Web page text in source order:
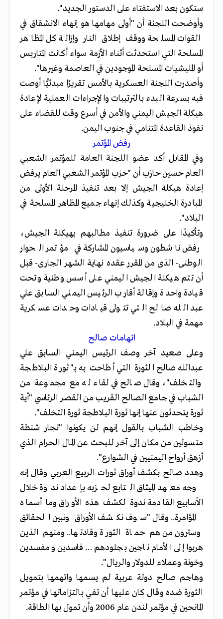
ستكون بعد الاستفتاء على الدستور الجديد".
وأوضحت اللجنة أن "أولى مهامها هو إنهاء الانشقاق في
القوات المسلحة ووقف إطلاق النار وإزالة كل المظاهر
المسلحة التي استحدثت أثناء الأزمة سواء أكانت المتاريس
أو المليشيات المسلحة الموجودين في العاصمة وغيرها".
وأصدرت اللجنة العسكرية بالأمس تقريرًا مبدئيًّا أوصت
فيه بسرعة البدء بالترتيبات والإجراءات العملية لإعادة
هيكلة الجيش اليمني والأمن في أسرع وقت للقضاء على
نفوذ القاعدة المتنامي في جنوب اليمن.
رفض المؤتمر
وفي المقابل أكد عضو اللجنة العامة للمؤتمر الشعبي
العام حسين حازب أن "حزب المؤتمر الشعبي العام يرفض
إعادة هيكلة الجيش إلا بعد تنفيذ المرحلة الأولى من
المبادرة الخليجية وكذلك إنهاء جميع المظاهر المسلحة في
البلاد".
وتأكيدًا على ضرورة تنفيذ مطالبهم بهيكلة الجيش،
رفض ناشطون وسياسيون المشاركة في مؤتمر الحوار
الوطنى- الذى من المقرر عقده نهاية الشهر الجارى- قبل
أن تتم هيكلة الجيش اليمني على أسس وطنية وتحت
قيادة واحدة وإقالة أقارب الرئيس اليمني السابق علي
عبد الله صالح التي تتولى قيادات وحدات عسكرية
مهمة في البلاد.
اتهامات صالح
وعلى صعيد آخر وصف الرئيس اليمني السابق علي
عبدالله صالح الثورة التي أطاحت به بـ"ثورة البلاطجة
والتخلف"، وقال صالح في لقاء له مع مجموعة من
الشباب في جامع الصالح القريب من القصر الرئاسي "أية
ثورة يتحدثون عنها إنها ثورة البلاطجة ثورة التخلف".
وخاطب الشباب بالقول إنهم لن يكونوا "تجار شنطة
متسولين من مكان إلى آخر للبحث عن المال الحرام الذي
أزهق أرواح اليمنيين في الشوارع".
وهدد صالح بكشف أوراق ثورات الربيع العربي وقال إنه
وجه معهد الميثاق التابع لحزبه بإعداد ندوة خلال
الأسابيع القادمة ندوة لكشف هذه الأوراق وما أسماه
المؤامرة.. وقال "سوف نكشف الأوراق ونبين الحقائق
وسترون من هم حماة الثورة وقادتها.. ومنهم الذين
هربوا إلى الأمام ناجين بجلودهم …فاسدين ومفسدين
وخونة وعملاء للدولار والريال".
وهاجم صالح دولة عربية لم يسمها واتهمها بتمويل
الثورة ضده وقال كان عليها أن تفي بالتزاماتها في مؤتمر
المانحين في مؤتمر لندن عام 2006 وأن تمول بها الطاقة.